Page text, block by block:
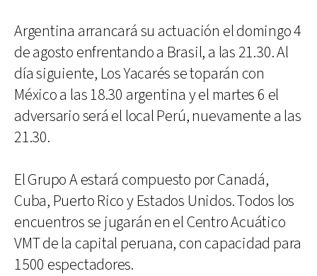
Argentina arrancará su actuación el domingo 4
de agosto enfrentando a Brasil, a las 21.30. Al
día siguiente, Los Yacarés se toparán con
México a las 18.30 argentina y el martes 6 el
adversario será el local Perú, nuevamente a las
21.30.
El Grupo A estará compuesto por Canadá,
Cuba, Puerto Rico y Estados Unidos. Todos los
encuentros se jugarán en el Centro Acuático
VMT de la capital peruana, con capacidad para
1500 espectadores.